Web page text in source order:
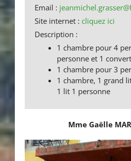
Email :
Site internet : cliquez ici
Description :
1 chambre pour 4
personne et 1
1 chambre pour 3
1 chambre, 1 grand
1 lit 1 personne
Mme Gaëlle